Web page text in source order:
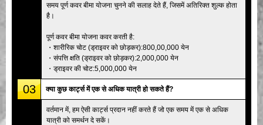
समय पूर्ण कवर बीमा योजना चुनने की सलाह देते हैं, जिसमें अतिरिक्त शुल्क होता
है।
पूर्ण कवर बीमा योजना कवर करती है:
・शारीरिक चोट (ड्राइवर को छोड़कर):800,00,000 येन
・संपत्ति क्षति (ड्राइवर को छोड़कर):2,000,000 येन
・ड्राइवर की चोट:5,000,000 येन
03 क्या कुछ कार्ट्स में एक से अधिक यात्री हो सकते हैं?
वर्तमान में, हम ऐसी कार्ट्स प्रदान नहीं करते हैं जो एक समय में एक से अधिक
यात्री को समर्थन दे सकें।